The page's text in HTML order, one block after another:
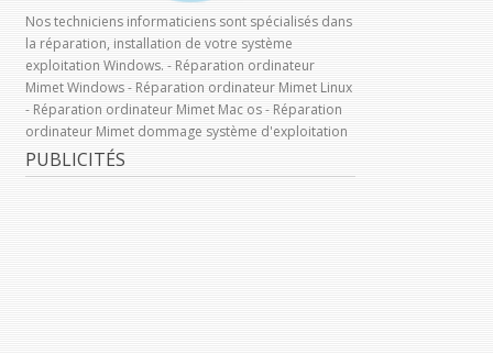
Nos techniciens informaticiens sont spécialisés dans
la réparation, installation de votre système
exploitation Windows. - Réparation ordinateur
Mimet Windows - Réparation ordinateur Mimet Linux
- Réparation ordinateur Mimet Mac os - Réparation
ordinateur Mimet dommage système d'exploitation
PUBLICITÉS